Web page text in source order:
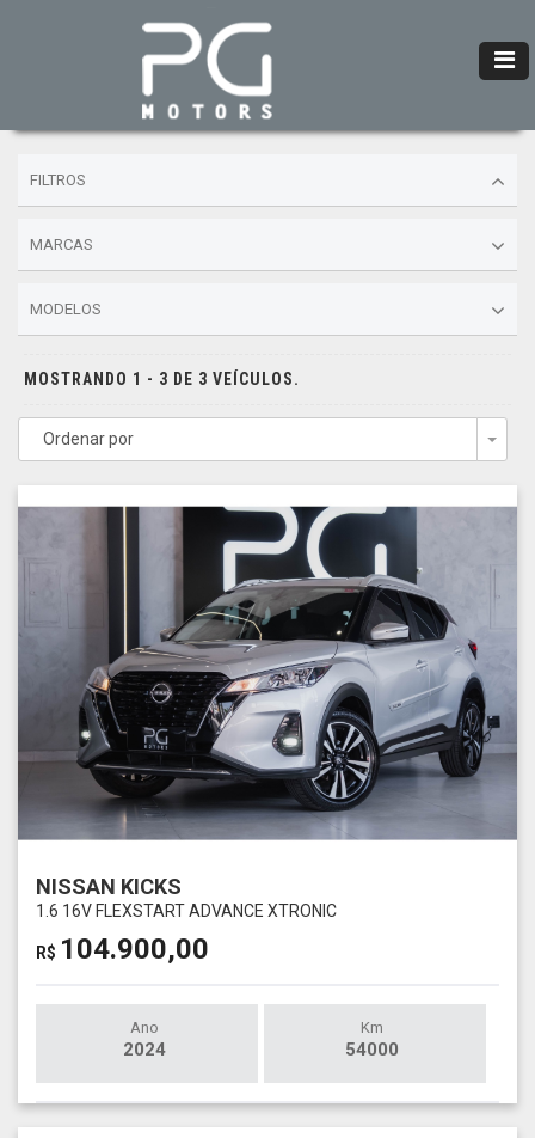
FILTROS
MARCAS
MODELOS
MOSTRANDO 1 - 3 DE 3 VEÍCULOS.
Ordenar por
NISSAN KICKS
1.6 16V FLEXSTART ADVANCE XTRONIC
R$ 104.900,00
Ano
2024
Km
54000